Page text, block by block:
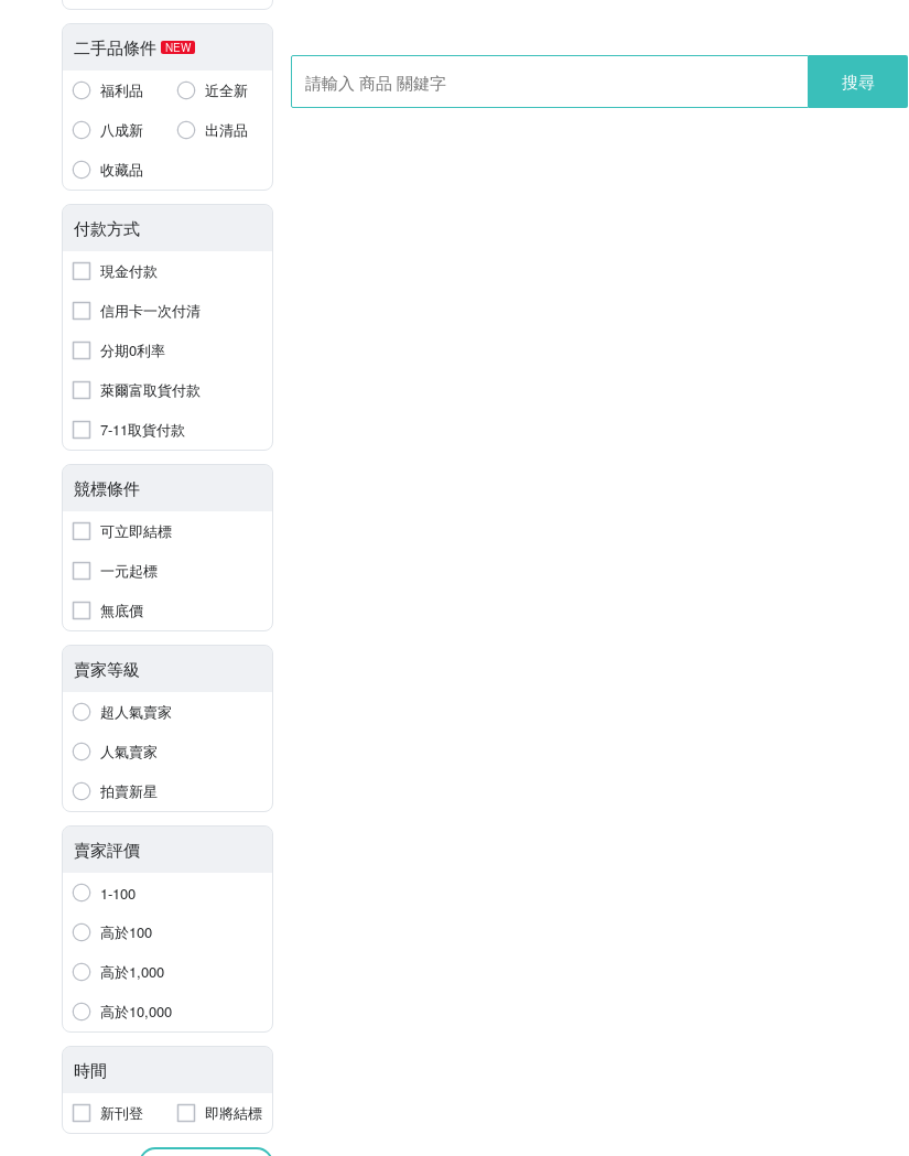
二手品條件 NEW
福利品
近全新
八成新
出清品
收藏品
付款方式
現金付款
信用卡一次付清
分期0利率
萊爾富取貨付款
7-11取貨付款
競標條件
可立即結標
一元起標
無底價
賣家等級
超人氣賣家
人氣賣家
拍賣新星
賣家評價
1-100
高於100
高於1,000
高於10,000
時間
新刊登 即將結標
搜尋